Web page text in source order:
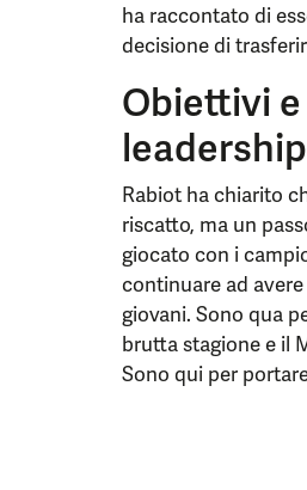
ha raccontato di
decisione di
Obiettivi
Rabiot ha chiarito
riscatto, ma un
giocato con i
continuare ad
giovani. Sono qua
brutta stagione e il
Sono qui per